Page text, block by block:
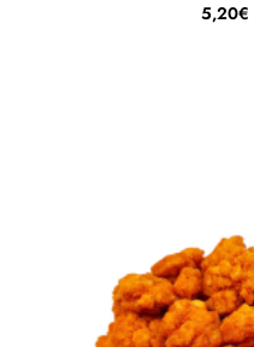
5,20€